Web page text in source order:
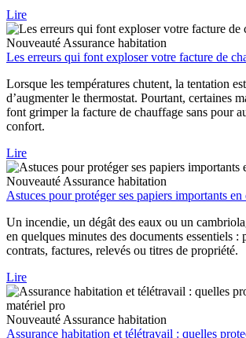
Lire
Nouveauté Assurance habitation
Les erreurs qui font exploser votre facture de
Lorsque les températures chutent, la tentation
d’augmenter le thermostat. Pourtant, certaines
font grimper la facture de chauffage sans pour
confort.
Lire
Nouveauté Assurance habitation
Astuces pour protéger ses papiers importants en
Un incendie, un dégât des eaux ou un
en quelques minutes des documents essentiels :
contrats, factures, relevés ou titres de propriété.
Lire
Nouveauté Assurance habitation
Assurance habitation et télétravail : quelles